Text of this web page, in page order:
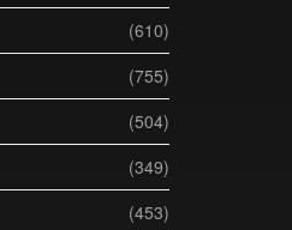
(610)
(755)
(504)
(349)
(453)